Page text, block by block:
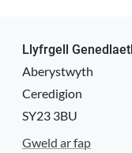
Logo
Llyfrgell
Aberystwyth
Ceredigion
SY23 3BU
Gweld ar fap